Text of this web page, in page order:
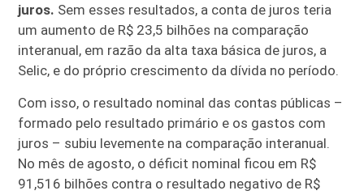
juros. Sem esses resultados, a conta de juros teria
um aumento de R$ 23,5 bilhões na comparação
interanual, em razão da alta taxa básica de juros, a
Selic, e do próprio crescimento da dívida no período.
Com isso, o resultado nominal das contas públicas –
formado pelo resultado primário e os gastos com
juros – subiu levemente na comparação interanual.
No mês de agosto, o déficit nominal ficou em R$
91,516 bilhões contra o resultado negativo de R$